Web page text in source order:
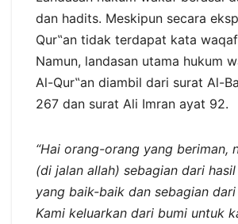
dan hadits. Meskipun secara
Qur‟an tidak terdapat kata
Namun, landasan utama hukum
Al-Qur‟an diambil dari surat Al-
267 dan surat Ali Imran ayat 92.
“Hai orang-orang yang beriman,
(di jalan allah) sebagian dari
yang baik-baik dan sebagian
Kami keluarkan dari bumi untuk